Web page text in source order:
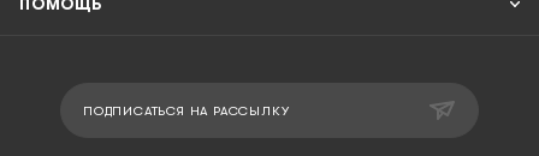
ПОМОЩЬ
ПОДПИСАТЬСЯ НА РАССЫЛКУ